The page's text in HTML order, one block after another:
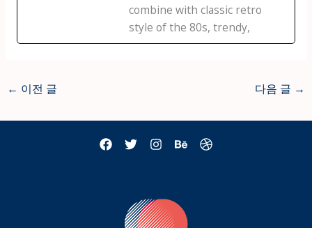
combine with classic retro
style of the 80s, trendy,
← 이전 글 다음 글 →